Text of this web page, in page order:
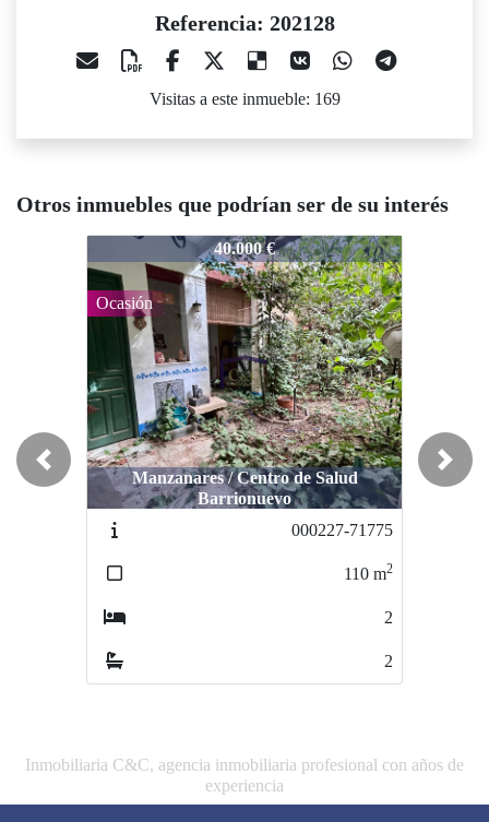
Referencia: 202128
Visitas a este inmueble: 169
Otros inmuebles que podrían ser de su interés
40.000 €
Manzanares / Centro de Salud
Barrionuevo
Ocasión
000227-71775
110m2
202128 35.000 €
Manzanares / Carretera de arenas
Previous Next
Inmobiliaria C&C, agencia inmobiliaria profesional con años de
experiencia